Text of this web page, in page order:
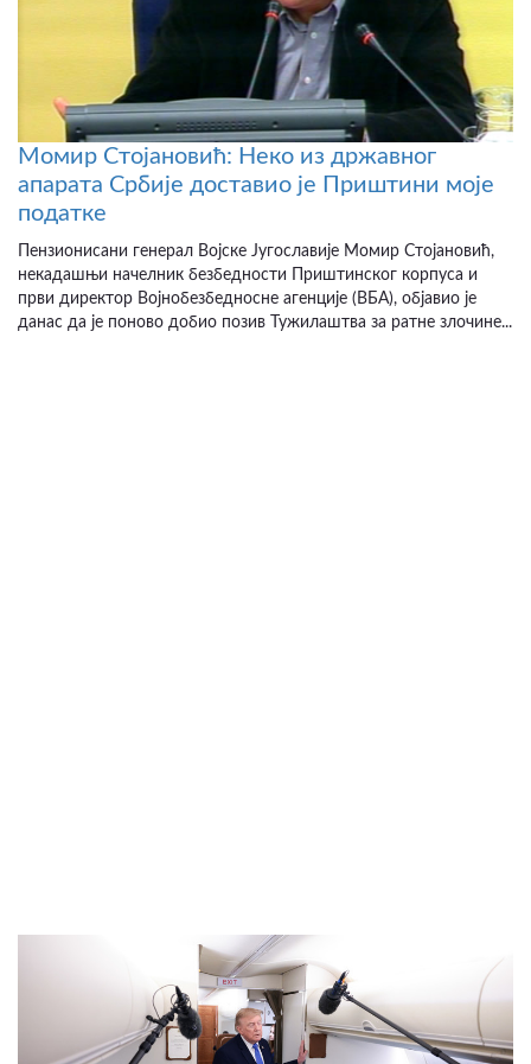
Момир Стојановић: Неко из државног
апарата Србије доставио је Приштини моје
податке
Пензионисани генерал Војске Југославије Момир Стојановић,
некадашњи начелник безбедности Приштинског корпуса и
први директор Војнобезбедносне агенције (ВБА), објавио је
данас да је поново добио позив Тужилаштва за ратне злочине...